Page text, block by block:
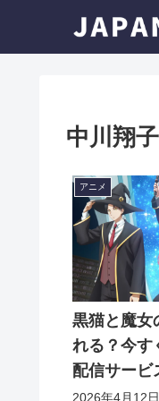
中川翔
アニメ
黒猫と魔女
れる？今す
配信サービ
2026年4月12